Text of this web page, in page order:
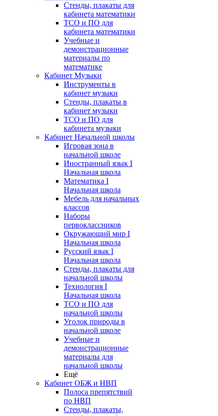
Стенды, плакаты для
кабинета математики
ТСО и ПО для
кабинета математики
Учебные и
демонстрационные
материалы по
математике
Кабинет Музыки
Инструменты в
кабинет музыки
Стенды, плакаты в
кабинет музыки
ТСО и ПО для
кабинета музыки
Кабинет Начальной школы
Игровая зона в
начальной школе
Иностранный язык I
Начальная школа
Математика I
Начальная школа
Мебель для начальных
классов
Наборы
первоклассников
Окружающий мир I
Начальная школа
Русский язык I
Начальная школа
Стенды, плакаты для
начальной школы
Технология I
Начальная школа
ТСО и ПО для
начальной школы
Уголок природы в
начальной школе
Учебные и
демонстрационные
материалы для
начальной школы
Ещё
Кабинет ОБЖ и НВП
Полоса препятствий
по НВП
Стенды, плакаты,